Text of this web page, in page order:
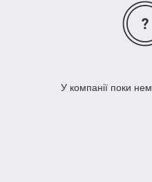
У компанії поки